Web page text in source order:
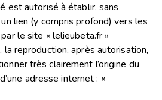
est autorisé à établir, sans
lien (y compris profond) vers les
le site « lelieubeta.fr »
reproduction, après autorisation,
très clairement l’origine du
adresse internet : «